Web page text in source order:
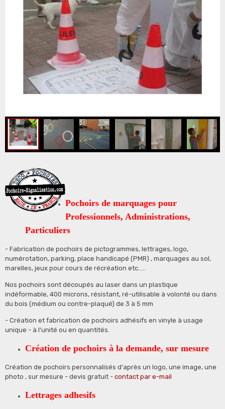
Pochoirs de marquages pour
Professionnels, Administrations,
Particuliers
- Fabrication de pochoirs de pictogrammes, lettrages, logo,
numérotation, parking, place handicapé (PMR) , marquages au sol,
marelles, jeux pour cours de récréation etc.....
Nos pochoirs sont découpés au laser dans un plastique
indéformable, 400 microns, résistant, ré-utilisable à volonté ou dans
du bois (médium ou contre-plaqué) de 3 à 5 mm
- Création et fabrication de pochoirs adhésifs en vinyle à usage
unique - à l'unité ou en quantités.
Création de pochoirs à la demande, sur mesure
Création de pochoirs personnalisés d'après un logo, une image, une
photo , sur mesure - devis gratuit - contact par e-mail
Lettrages adhesifs